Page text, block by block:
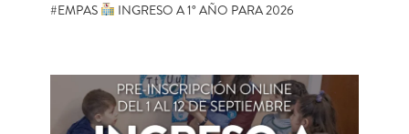
#EMPAS INGRESO A 1° AÑO PARA 2026